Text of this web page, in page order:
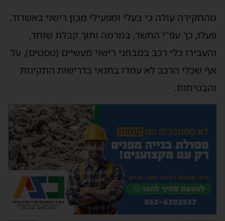
מהחקירה עולה כי בעלי ומפעילי מכון רישוי באשדוד,
פעלו, כך עפ"י החשד, במרמה ותוך קבלת שוחד,
והעבירו כלי רכב במבחני רישוי מעשיים (טסטים), על
אף שכלי הרכב לא עמדו בתנאי בדרישות התקינות
והבטיחות.